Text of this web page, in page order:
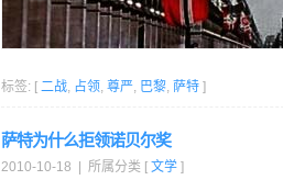
标签: [ 二战, 占领, 尊严, 巴黎, 萨特 ]
萨特为什么拒领诺贝尔奖
2010-10-18 | 所属分类 [ 文学 ]